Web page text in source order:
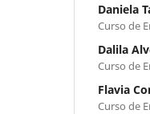
Daniela
Curso de
Dalila
Curso de
Flavia
Curso de